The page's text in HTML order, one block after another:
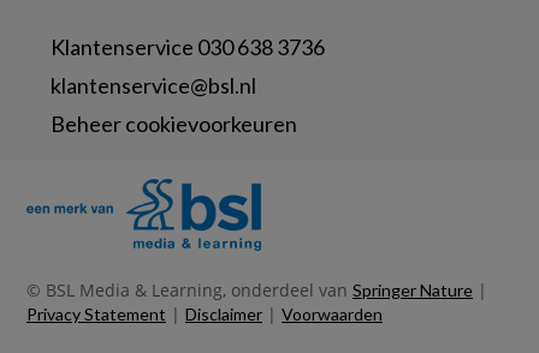
Klantenservice 030 638 3736
klantenservice@bsl.nl
Beheer cookievoorkeuren
© BSL Media & Learning, onderdeel van Springer Nature |
Privacy Statement | Disclaimer | Voorwaarden